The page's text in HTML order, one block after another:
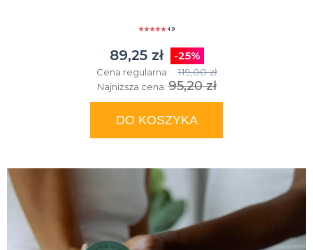
4.9
89,25 zł -25%
Cena regularna: 119,00 zł
Najniższa cena:95,20 zł
DO KOSZYKA